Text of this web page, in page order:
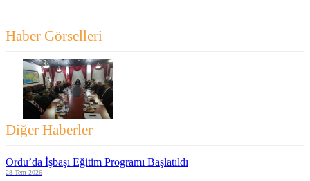
Haber Görselleri
Diğer Haberler
Ordu’da İşbaşı Eğitim Programı Başlatıldı
28 Tem 2026